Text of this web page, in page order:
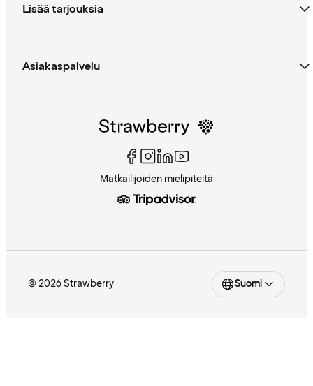
Lisää tarjouksia
Asiakaspalvelu
Matkailijoiden mielipiteitä
© 2026 Strawberry Suomi